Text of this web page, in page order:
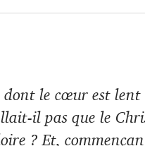
dont le cœur est
il pas que le
? Et,